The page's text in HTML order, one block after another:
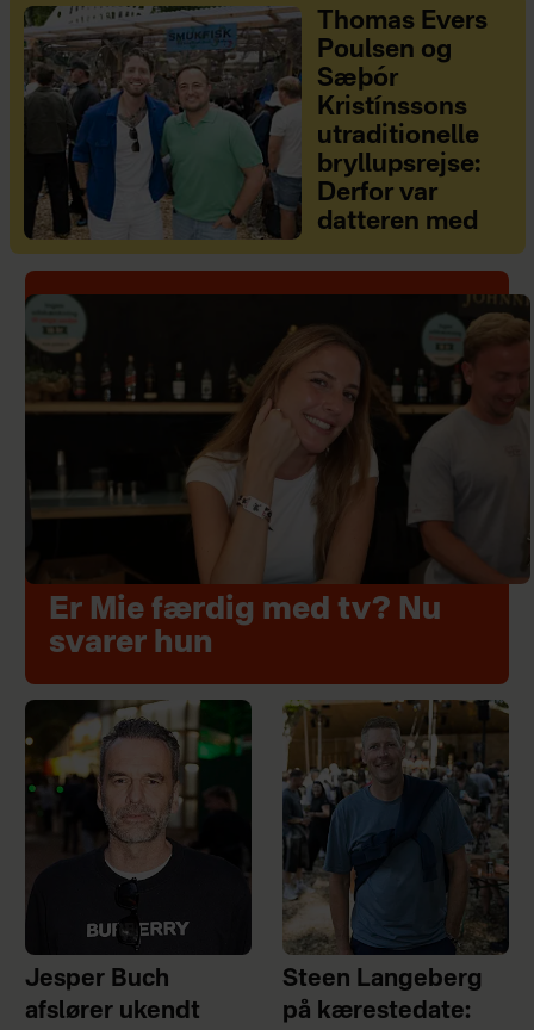
Thomas Evers
Poulsen og
Sæþór
Kristínssons
utraditionelle
bryllupsrejse:
Derfor var
datteren med
Er Mie færdig med tv? Nu
svarer hun
Jesper Buch
afslører ukendt
Steen Langeberg
på kærestedate: